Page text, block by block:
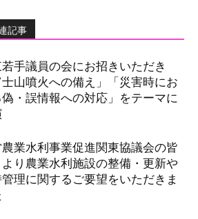
記事
手議員の会にお招きいただき
士山噴火への備え」「災害時にお
・誤情報への対応」をテーマに
農業水利事業促進関東協議会の皆
より農業水利施設の整備・更新や
理に関するご要望をいただきま